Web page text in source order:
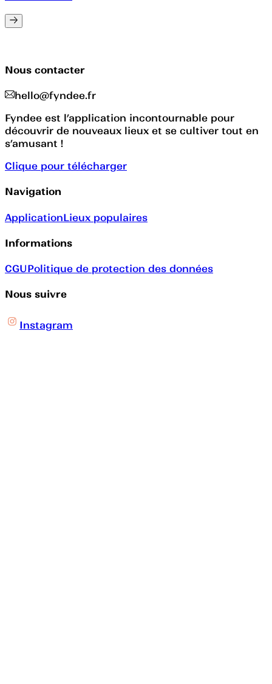
Nous contacter
hello@fyndee.fr
Fyndee est l’application incontournable pour
découvrir de nouveaux lieux et se cultiver tout en
s’amusant !
Clique pour télécharger
Navigation
ApplicationLieux populaires
Informations
CGUPolitique de protection des données
Nous suivre
Instagram